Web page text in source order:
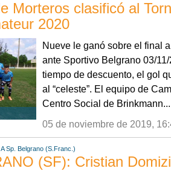
Morteros clasificó al
2020
Nueve le ganó sobre el final
ante Sportivo Belgrano 03/
tiempo de descuento, el gol
al “celeste”. El equipo de
Centro Social de
05 de noviembre de 2019,
Sp. Belgrano (S.Franc.)
(SF): Cristian